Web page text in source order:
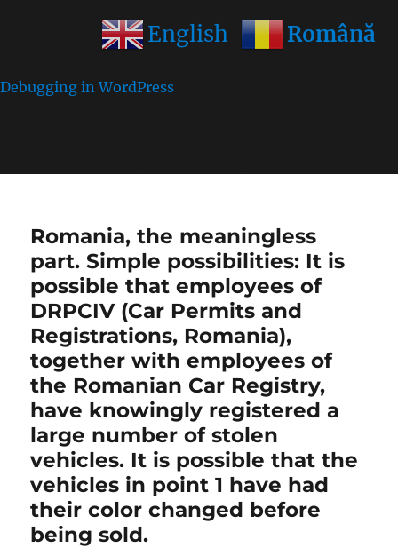
: Function wp_get_inline_script_tag was called
Debugging in WordPress
Romania, the meaningless
part. Simple possibilities: It is
possible that employees of
DRPCIV (Car Permits and
Registrations, Romania),
together with employees of
the Romanian Car Registry,
have knowingly registered a
large number of stolen
vehicles. It is possible that the
vehicles in point 1 have had
their color changed before
being sold.
English Română